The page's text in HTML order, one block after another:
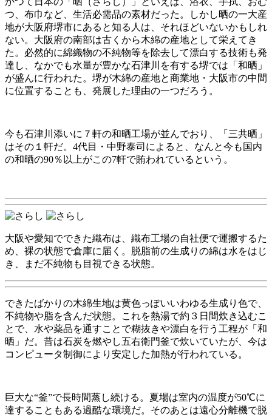
つ、布巾など、生活必需品の素材だった。しかし晒の一大産
地が大阪府堺市にあると知る人は、それほどいないかもしれ
ない。大阪府の南部は古くから木綿の産地として栄えてき
た。必然的に綿織物の不純物等を除去して漂白する技術も発
達し、なかでも水量が豊かな石津川を有する堺では「和晒」
が盛んに行われた。堺が木綿の産地と商業地・大阪市の中間
に位置することも、発展した理由の一つだろう。
今も石津川添いに７軒の和晒工場が並んでおり、「三共晒」
はその１軒だ。4代目・中野泰司によると、なんと今も国内
の和晒の90％以上がこの7軒で賄われているという。
大阪や愛知でできた織布は、 織布工場の自社便で運搬するた
め、裸の状態で倉庫に届く。脱脂前の生成りの綿は水をはじ
き、まだ不純物も目視できる状態。
できたばかりの木綿生地は黄色っぽいいわゆる生成り色で、
不純物や脂を含んだ状態。これを熱湯で約３日間炊き込むこ
とで、水や薬品を通すことで糊抜きや漂白を行う工程が「和
晒」だ。昔は石炭を燃やし五右衛門釜で炊いていたが、今は
コンピュータ制御により安定した加熱が行われている。
巨大な“釜”で長時間蒸し続ける。夏場は室内の温度が50℃に
達することもある過酷な環境だ。そのあとは遠心分離機で脱